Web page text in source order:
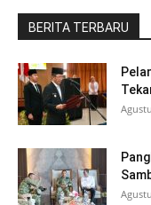
BERITA TERBARU